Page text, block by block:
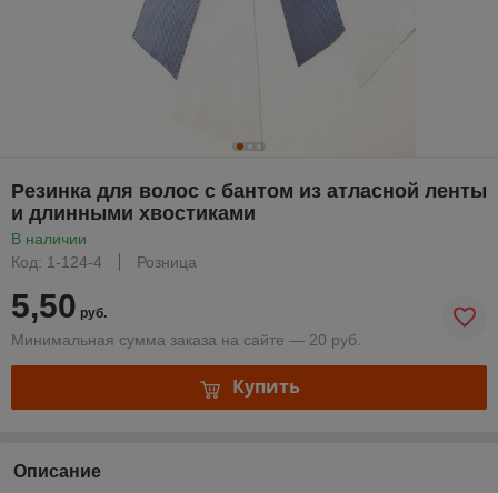
Резинка для волос с бантом из атласной ленты
и длинными хвостиками
В наличии
Код: 1-124-4
Розница
5,50 руб.
Минимальная сумма заказа на сайте — 20 руб.
Купить
Описание